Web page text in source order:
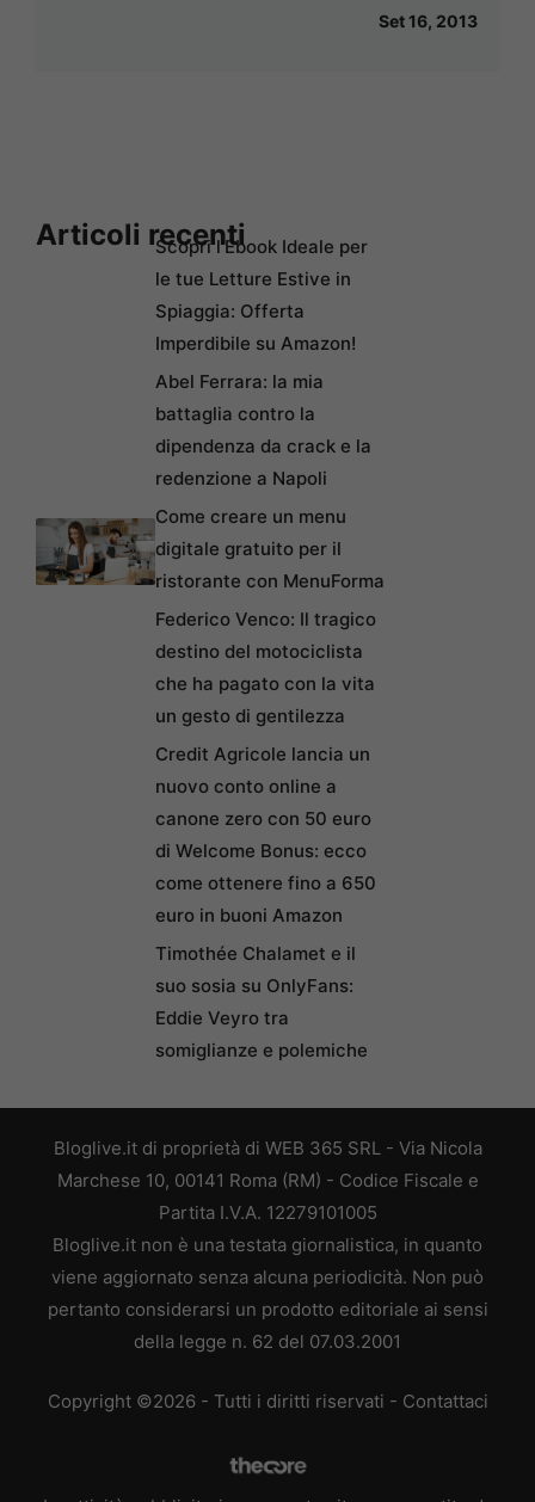
Set 16, 2013
Articoli recentiScopri l’Ebook Ideale per
le tue Letture Estive in
Spiaggia: Offerta
Imperdibile su Amazon!
Abel Ferrara: la mia
battaglia contro la
dipendenza da crack e la
redenzione a Napoli
Come creare un menu
digitale gratuito per il
ristorante con MenuForma
Federico Venco: Il tragico
destino del motociclista
che ha pagato con la vita
un gesto di gentilezza
Credit Agricole lancia un
nuovo conto online a
canone zero con 50 euro
di Welcome Bonus: ecco
come ottenere fino a 650
euro in buoni Amazon
Timothée Chalamet e il
suo sosia su OnlyFans:
Eddie Veyro tra
somiglianze e polemiche
Bloglive.it di proprietà di WEB 365 SRL - Via Nicola
Marchese 10, 00141 Roma (RM) - Codice Fiscale e
Partita I.V.A. 12279101005
Bloglive.it non è una testata giornalistica, in quanto
viene aggiornato senza alcuna periodicità. Non può
pertanto considerarsi un prodotto editoriale ai sensi
della legge n. 62 del 07.03.2001
Copyright ©2026 - Tutti i diritti riservati - Contattaci